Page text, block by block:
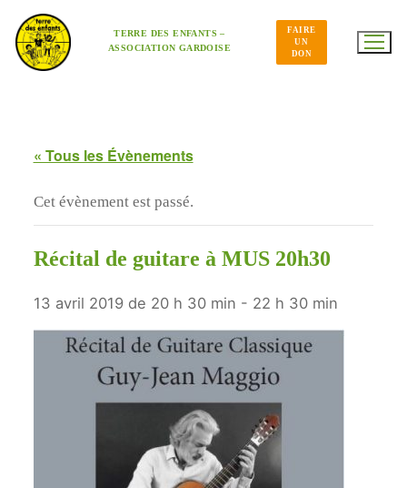
contenu
TERRE DES ENFANTS –
ASSOCIATION GARDOISE
FAIRE
UN
DON
« Tous les Évènements
Cet évènement est passé.
Récital de guitare à MUS 20h30
13 avril 2019 de 20 h 30 min - 22 h 30 min